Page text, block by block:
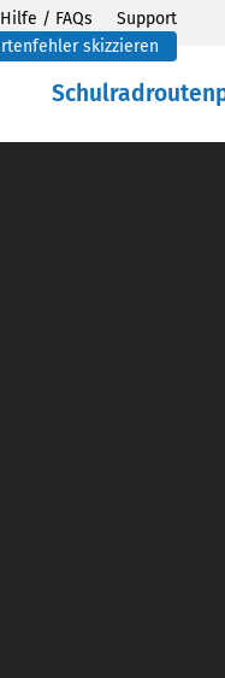
Hilfe / FAQs
Support
skizzieren